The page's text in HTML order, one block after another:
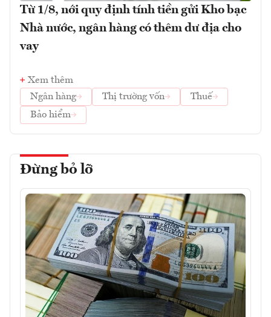
Từ 1/8, nới quy định tính tiền gửi Kho bạc
Nhà nước, ngân hàng có thêm dư địa cho
vay
Xem thêm
Ngân hàng
Thị trường vốn
Thuế
Bảo hiểm
Đừng bỏ lỡ